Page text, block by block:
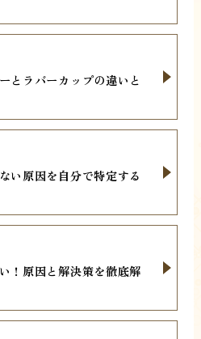
とラバーカップの違いと
い原因を自分で特定する
！原因と解決策を徹底解